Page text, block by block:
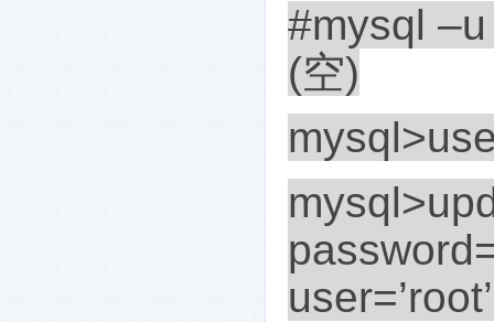
#mysql
(空)